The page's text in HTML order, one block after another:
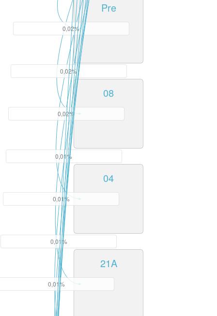
Pre
08
04
21A
0,02%
0,02%
0,02%
0,01%
0,01%
0,01%
0,01%